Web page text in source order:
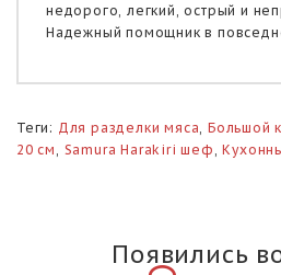
недорого, легкий, острый и
Надежный помощник в
Теги: Для разделки мяса ,Большой
20 см
Samura Harakiri шеф ,
Появились